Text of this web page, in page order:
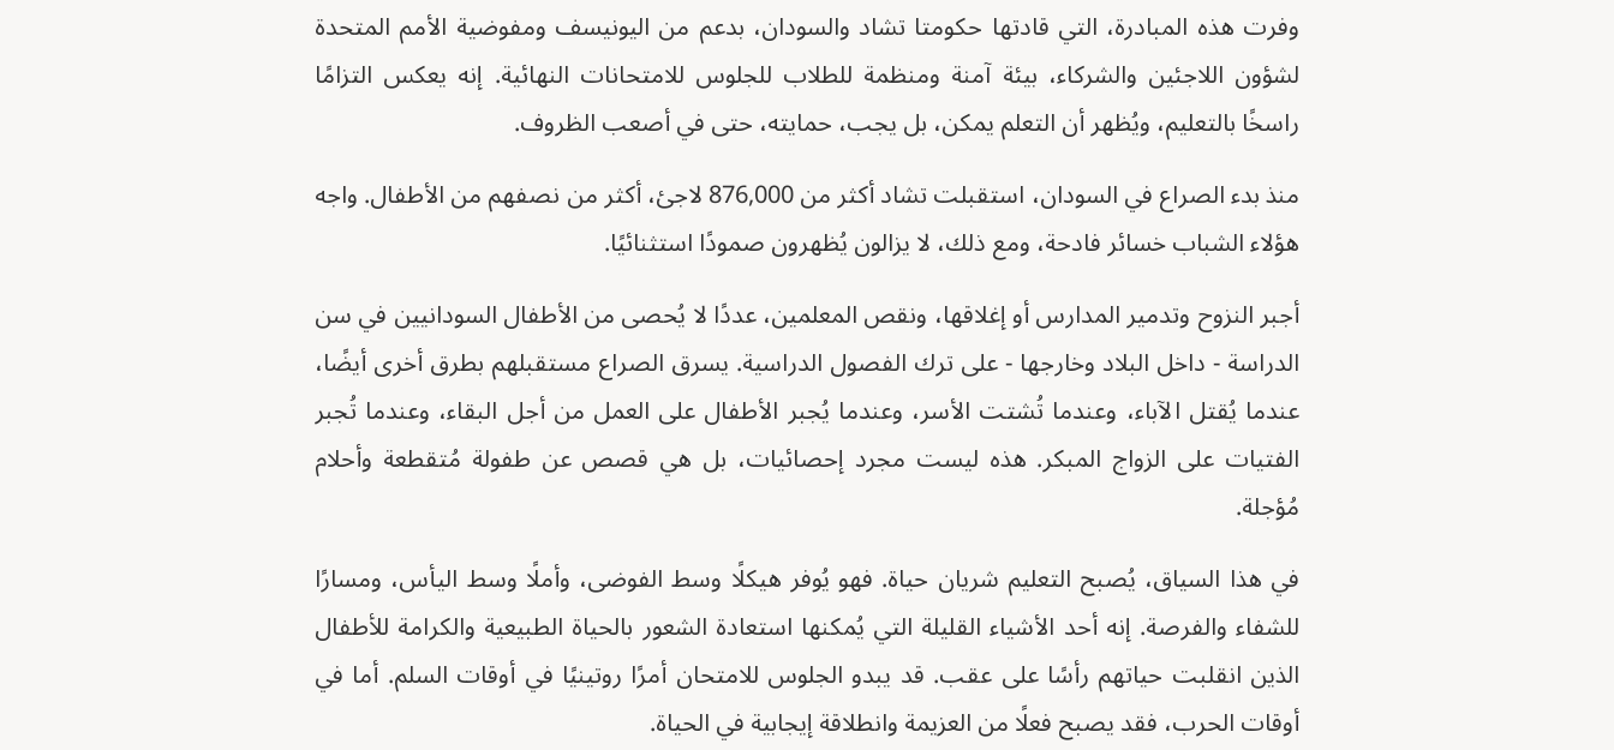
وفرت هذه المبادرة، التي قادتها حكومتا تشاد والسودان، بدعم من اليونيسف ومفوضية الأمم المتحدة
لشؤون اللاجئين والشركاء، بيئة آمنة ومنظمة للطلاب للجلوس للامتحانات النهائية. إنه يعكس التزامًا
راسخًا بالتعليم، ويُظهر أن التعلم يمكن، بل يجب، حمايته، حتى في أصعب الظروف.
منذ بدء الصراع في السودان، استقبلت تشاد أكثر من 876,000 لاجئ، أكثر من نصفهم من الأطفال. واجه
هؤلاء الشباب خسائر فادحة، ومع ذلك، لا يزالون يُظهرون صمودًا استثنائيًا.
أجبر النزوح وتدمير المدارس أو إغلاقها، ونقص المعلمين، عددًا لا يُحصى من الأطفال السودانيين في سن
الدراسة - داخل البلاد وخارجها - على ترك الفصول الدراسية. يسرق الصراع مستقبلهم بطرق أخرى أيضًا،
عندما يُقتل الآباء، وعندما تُشتت الأسر، وعندما يُجبر الأطفال على العمل من أجل البقاء، وعندما تُجبر
الفتيات على الزواج المبكر. هذه ليست مجرد إحصائيات، بل هي قصص عن طفولة مُتقطعة وأحلام
مُؤجلة.
في هذا السياق، يُصبح التعليم شريان حياة. فهو يُوفر هيكلًا وسط الفوضى، وأملًا وسط اليأس، ومسارًا
للشفاء والفرصة. إنه أحد الأشياء القليلة التي يُمكنها استعادة الشعور بالحياة الطبيعية والكرامة للأطفال
الذين انقلبت حياتهم رأسًا على عقب. قد يبدو الجلوس للامتحان أمرًا روتينيًا في أوقات السلم. أما في
أوقات الحرب، فقد يصبح فعلًا من العزيمة وانطلاقة إيجابية في الحياة.